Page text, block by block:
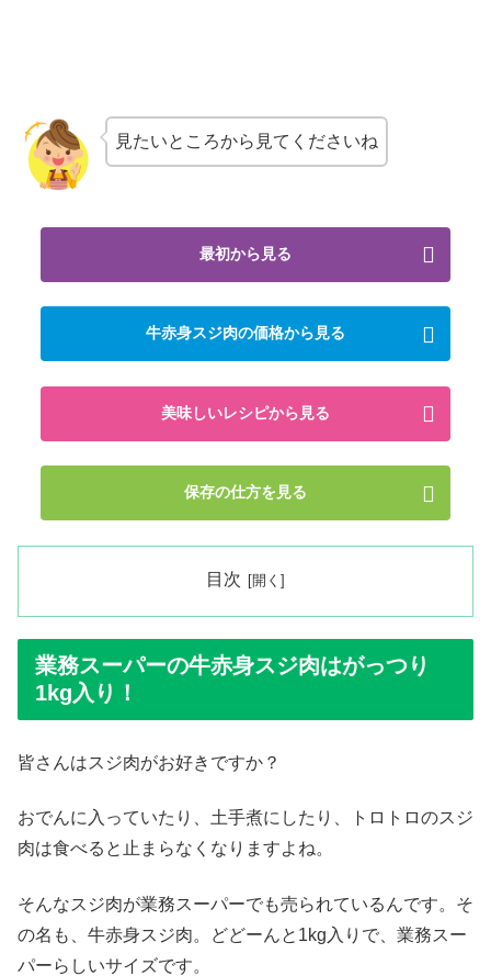
見たいところから見てくださいね
最初から見る
牛赤身スジ肉の価格から見る
美味しいレシピから見る
保存の仕方を見る
目次
業務スーパーの牛赤身スジ肉はがっつり
1kg入り！
皆さんはスジ肉がお好きですか？
おでんに入っていたり、土手煮にしたり、トロトロのスジ
肉は食べると止まらなくなりますよね。
そんなスジ肉が業務スーパーでも売られているんです。そ
の名も、牛赤身スジ肉。どどーんと1kg入りで、業務スー
パーらしいサイズです。